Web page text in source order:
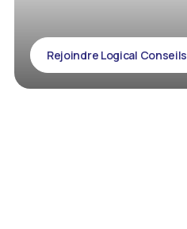
Rejoindre Logical Conseils